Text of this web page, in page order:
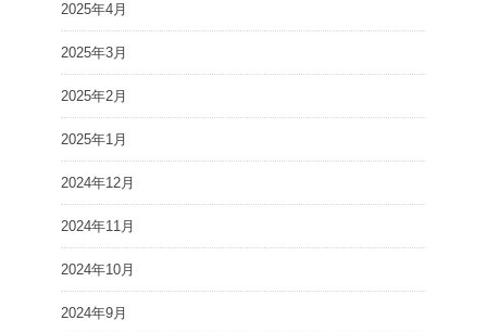
2025年4月
2025年3月
2025年2月
2025年1月
2024年12月
2024年11月
2024年10月
2024年9月